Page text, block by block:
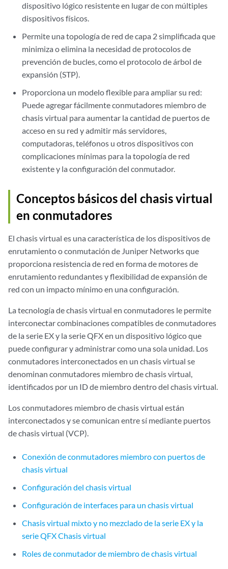
dispositivo lógico resistente en lugar de con múltiples
dispositivos físicos.
Permite una topología de red de capa 2 simplificada que
minimiza o elimina la necesidad de protocolos de
prevención de bucles, como el protocolo de árbol de
expansión (STP).
Proporciona un modelo flexible para ampliar su red:
Puede agregar fácilmente conmutadores miembro de
chasis virtual para aumentar la cantidad de puertos de
acceso en su red y admitir más servidores,
computadoras, teléfonos u otros dispositivos con
complicaciones mínimas para la topología de red
existente y la configuración del conmutador.
Conceptos básicos del chasis virtual
en conmutadores
El chasis virtual es una característica de los dispositivos de
enrutamiento o conmutación de Juniper Networks que
proporciona resistencia de red en forma de motores de
enrutamiento redundantes y flexibilidad de expansión de
red con un impacto mínimo en una configuración.
La tecnología de chasis virtual en conmutadores le permite
interconectar combinaciones compatibles de conmutadores
de la serie EX y la serie QFX en un dispositivo lógico que
puede configurar y administrar como una sola unidad. Los
conmutadores interconectados en un chasis virtual se
denominan conmutadores miembro de chasis virtual,
identificados por un ID de miembro dentro del chasis virtual.
Los conmutadores miembro de chasis virtual están
interconectados y se comunican entre sí mediante puertos
de chasis virtual (VCP).
Conexión de conmutadores miembro con puertos de
chasis virtual
Configuración del chasis virtual
Configuración de interfaces para un chasis virtual
Chasis virtual mixto y no mezclado de la serie EX y la
serie QFX Chasis virtual
Roles de conmutador de miembro de chasis virtual